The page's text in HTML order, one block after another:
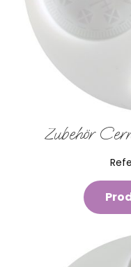
Zubehör